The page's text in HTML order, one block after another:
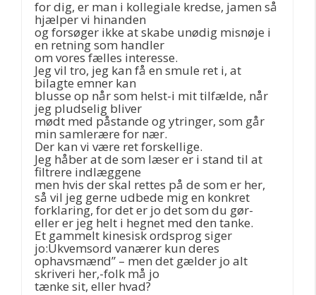
for dig, er man i kollegiale kredse, jamen så
hjælper vi hinanden
og forsøger ikke at skabe unødig misnøje i
en retning som handler
om vores fælles interesse.
Jeg vil tro, jeg kan få en smule ret i, at
bilagte emner kan
blusse op når som helst-i mit tilfælde, når
jeg pludselig bliver
mødt med påstande og ytringer, som går
min samlerære for nær.
Der kan vi være ret forskellige.
Jeg håber at de som læser er i stand til at
filtrere indlæggene
men hvis der skal rettes på de som er her,
så vil jeg gerne udbede mig en konkret
forklaring, for det er jo det som du gør-
eller er jeg helt i hegnet med den tanke.
Et gammelt kinesisk ordsprog siger
jo:Ukvemsord vanærer kun deres
ophavsmænd” – men det gælder jo alt
skriveri her,-folk må jo
tænke sit, eller hvad?